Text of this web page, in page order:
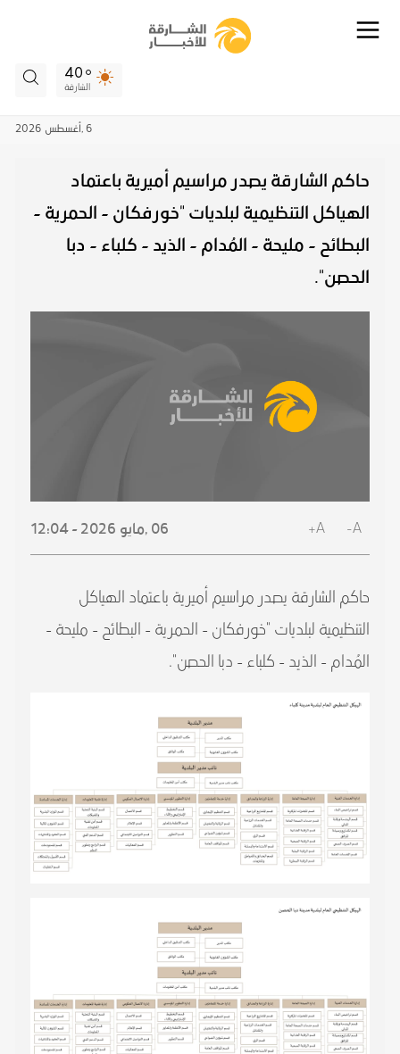
40
الشارقة
6 , أغسطس 2026
حاكم الشارقة يصدر مراسيم أميرية باعتماد
الهياكل التنظيمية لبلديات "خورفكان - الحمرية -
البطائح - مليحة - المُدام - الذيد - كلباء - دبا
الحصن".
A-
A+
06 , مايو 2026 - 12:04
حاكم الشارقة يصدر مراسيم أميرية باعتماد الهياكل
التنظيمية لبلديات "خورفكان - الحمرية - البطائح - مليحة -
المُدام - الذيد - كلباء - دبا الحصن".